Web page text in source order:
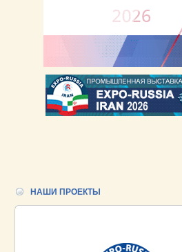
НАШИ ПРОЕКТЫ